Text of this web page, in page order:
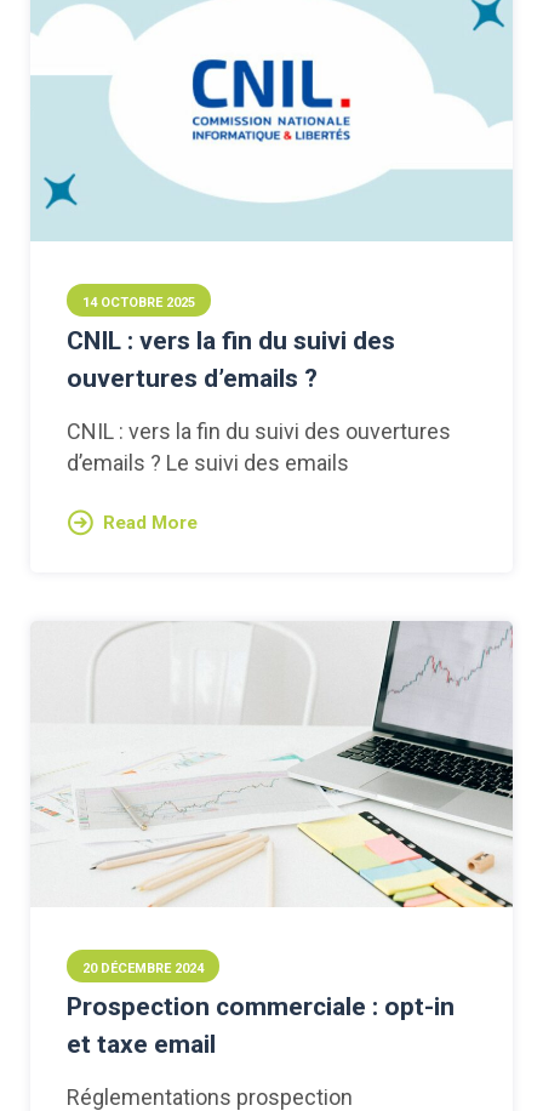
14 OCTOBRE 2025
CNIL : vers la fin du suivi des
ouvertures d’emails ?
CNIL : vers la fin du suivi des ouvertures
d’emails ? Le suivi des emails
Read More
20 DÉCEMBRE 2024
Prospection commerciale : opt-in
et taxe email
Réglementations prospection